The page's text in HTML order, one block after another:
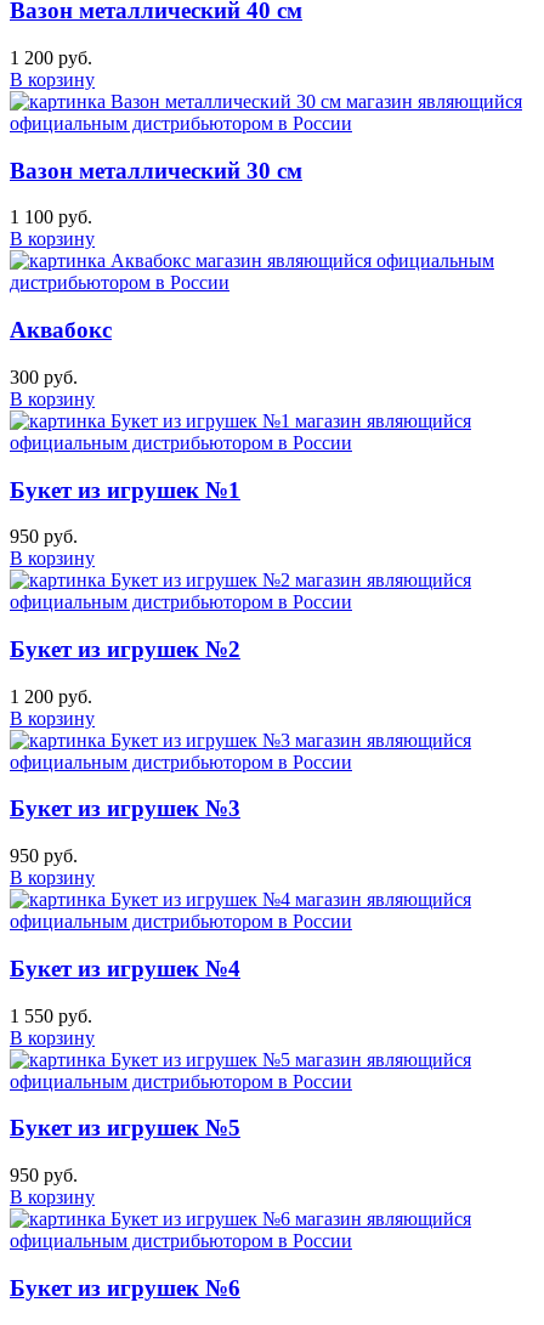
Вазон металлический 40 см
1 200 руб.
В корзину
Вазон металлический 30 см
1 100 руб.
В корзину
Аквабокс
300 руб.
В корзину
Букет из игрушек №1
950 руб.
В корзину
Букет из игрушек №2
1 200 руб.
В корзину
Букет из игрушек №3
950 руб.
В корзину
Букет из игрушек №4
1 550 руб.
В корзину
Букет из игрушек №5
950 руб.
В корзину
Букет из игрушек №6